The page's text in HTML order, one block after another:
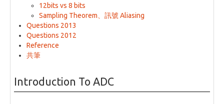
12bits vs 8 bits
Sampling Theorem、訊號 Aliasing
Questions 2013
Questions 2012
Reference
共筆
Introduction To ADC